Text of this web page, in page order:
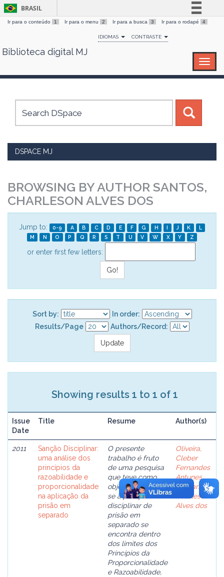
Skip
BRASIL
Simplifique!
Comunica BR
Canais
Ir para o conteúdo 1 Ir para o menu 2 Ir para a busca 3 Ir para o rodapé 4
IDIOMAS CONTRASTE
Biblioteca digital MJ
DSPACE MJ
BROWSING BY AUTHOR SANTOS,
CHARLESON ALVES DOS
Jump to: 0-9 A B C D E F G H I J K
L
M
N O P Q R S T U V W X Y Z
or enter first few letters:
Sort by:
In order:
Results/Page
Authors/Record:
Showing results 1 to 1 of 1
Issue
Date
Title Resume Author(s)
2011
Sanção Disciplinar:
uma análise dos
princípios da
razoabilidade e
proporcionalidade
na aplicação da
prisão em
separado
O presente
trabalho é fruto
de uma pesquisa
que teve como
objetivo analisar
se a punição
disciplinar de
prisão em
separado se
encontra dentro
dos limites dos
Princípios da
Proporcionalidade
e Razoabilidade,
Oliveira,
Cleber
Fernandes
Antunes
de;Santos,
Charleson
Alves dos